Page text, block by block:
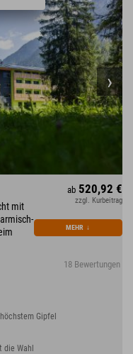
mit
18 Bewertungen
ab 520,92 €
zzgl. Kurbeitrag
MEHR ↓
Gipfel
die Wahl